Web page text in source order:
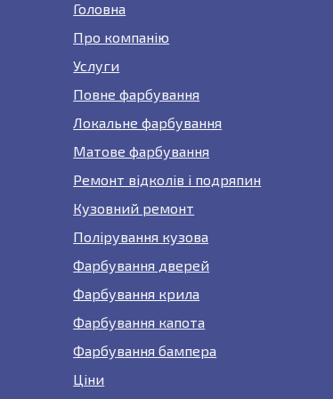
Головна
Про компанію
Услуги
Повне фарбування
Локальне фарбування
Матове фарбування
Ремонт відколів і подряпин
Кузовний ремонт
Полірування кузова
Фарбування дверей
Фарбування крила
Фарбування капота
Фарбування бампера
Ціни